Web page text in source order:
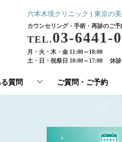
六本木境クリニック | 東京の
カウンセリング・手術・再診のご
TEL.03-6441-
月・火・木・金 11:00～18:00
土・日・祝祭日 10:00～17:00
休
質問 ご質問・ご予約